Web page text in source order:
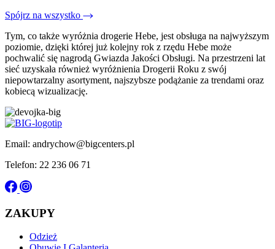
Spójrz na wszystko
Tym, co także wyróżnia drogerie Hebe, jest obsługa na najwyższym
poziomie, dzięki której już kolejny rok z rzędu Hebe może
pochwalić się nagrodą Gwiazda Jakości Obsługi. Na przestrzeni lat
sieć uzyskała również wyróżnienia Drogerii Roku z swój
niepowtarzalny asortyment, najszybsze podążanie za trendami oraz
kobiecą wizualizację.
Email: andrychow@bigcenters.pl
Telefon: 22 236 06 71
ZAKUPY
Odzież